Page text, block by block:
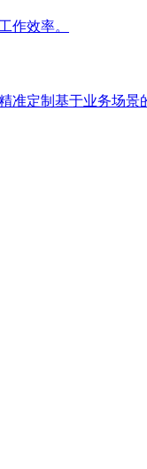
作效率。
定制基于业务场景